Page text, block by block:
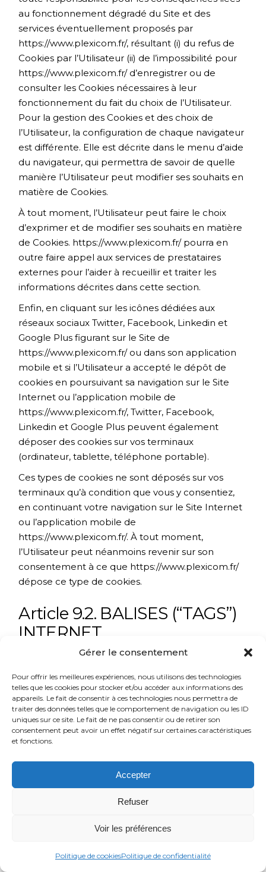
Gérer le consentement
Pour offrir les meilleures expériences, nous utilisons des technologies
telles que les cookies pour stocker et/ou accéder aux informations des
appareils. Le fait de consentir à ces technologies nous permettra de
traiter des données telles que le comportement de navigation ou les ID
uniques sur ce site. Le fait de ne pas consentir ou de retirer son
consentement peut avoir un effet négatif sur certaines caractéristiques
et fonctions.
Accepter
Refuser
Voir les préférences
Politique de cookiesPolitique de confidentialité
au fonctionnement dégradé du Site et des
services éventuellement proposés par
https://www.plexicom.fr/, résultant (i) du refus de
Cookies par l’Utilisateur (ii) de l’impossibilité pour
https://www.plexicom.fr/d’enregistrer ou de
consulter les Cookies nécessaires à leur
fonctionnement du fait du choix de l’Utilisateur.
Pour la gestion des Cookies et des choix de
l’Utilisateur, la configuration de chaque navigateur
est différente. Elle est décrite dans le menu d’aide
du navigateur, qui permettra de savoir de quelle
manière l’Utilisateur peut modifier ses souhaits en
matière de Cookies.
À tout moment, l’Utilisateur peut faire le choix
d’exprimer et de modifier ses souhaits en matière
de Cookies. https://www.plexicom.fr/pourra en
outre faire appel aux services de prestataires
externes pour l’aider à recueillir et traiter les
informations décrites dans cette section.
Enfin, en cliquant sur les icônes dédiées aux
réseaux sociaux Twitter, Facebook, Linkedin et
Google Plus figurant sur le Site de
https://www.plexicom.fr/ou dans son application
mobile et si l’Utilisateur a accepté le dépôt de
cookies en poursuivant sa navigation sur le Site
Internet ou l’application mobile de
https://www.plexicom.fr/, Twitter, Facebook,
Linkedin et Google Plus peuvent également
déposer des cookies sur vos terminaux
(ordinateur, tablette, téléphone portable).
Ces types de cookies ne sont déposés sur vos
terminaux qu’à condition que vous y consentiez,
en continuant votre navigation sur le Site Internet
ou l’application mobile de
https://www.plexicom.fr/. À tout moment,
l’Utilisateur peut néanmoins revenir sur son
consentement à ce que https://www.plexicom.fr/
dépose ce type de cookies.
Article 9.2. BALISES (“TAGS”)
INTERNET
occasionnellement des balises Internet
(également appelées « tags », ou balises d’action,
GIF à un pixel, GIF transparents, GIF invisibles et
GIF un à un) et les déployer par l’intermédiaire
d’un partenaire spécialiste d’analyses Web
IP de l’Utilisateur) dans un pays étranger.
Ces balises sont placées à la fois dans les
d’accéder au Site, et sur les différentes pages de